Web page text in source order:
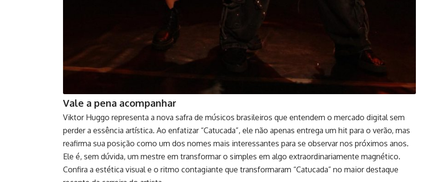
Vale a pena acompanhar
Viktor Huggo representa a nova safra de músicos brasileiros que entendem o mercado digital sem
perder a essência artística. Ao enfatizar “Catucada”, ele não apenas entrega um hit para o verão, mas
reafirma sua posição como um dos nomes mais interessantes para se observar nos próximos anos.
Ele é, sem dúvida, um mestre em transformar o simples em algo extraordinariamente magnético.
Confira a estética visual e o ritmo contagiante que transformaram “Catucada” no maior destaque